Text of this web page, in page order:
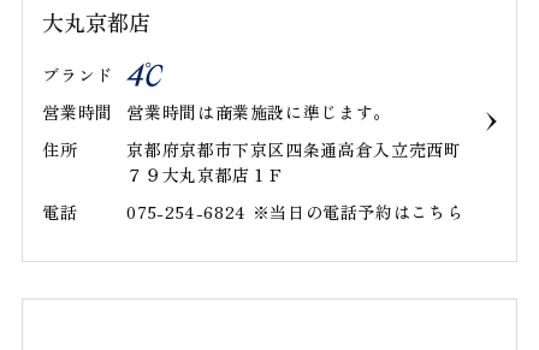
大丸京都店
ブランド
営業時間
営業時間は商業施設に準じます。
住所
京都府京都市下京区四条通高倉入立売西町
７９大丸京都店１Ｆ
電話
075-254-6824 ※当日の電話予約はこちら